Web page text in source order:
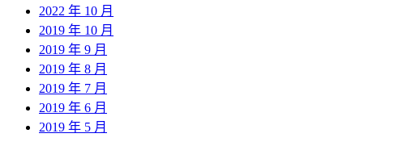
2022 年 10 月
2019 年 10 月
2019 年 9 月
2019 年 8 月
2019 年 7 月
2019 年 6 月
2019 年 5 月